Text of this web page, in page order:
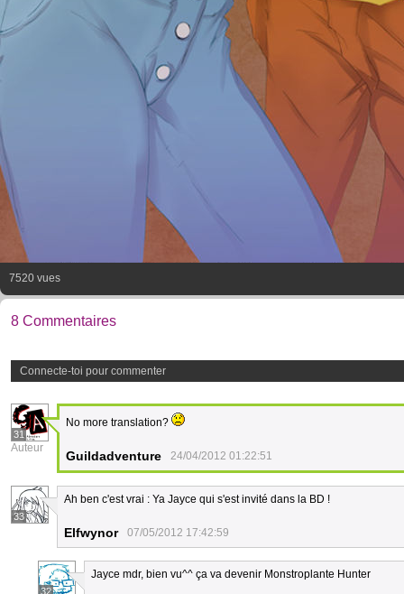
7520 vues
8 Commentaires
Connecte-toi pour commenter
31
Auteur
No more translation?
Guildadventure 24/04/2012 01:22:51
33
Ah ben c'est vrai : Ya Jayce qui s'est invité dans la BD !
Elfwynor 07/05/2012 17:42:59
32
Jayce mdr, bien vu^^ ça va devenir Monstroplante Hunter